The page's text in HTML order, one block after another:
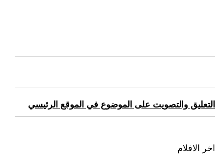
التعليق والتصويت على الموضوع في الموقع الرئيسي
اخر الافلام